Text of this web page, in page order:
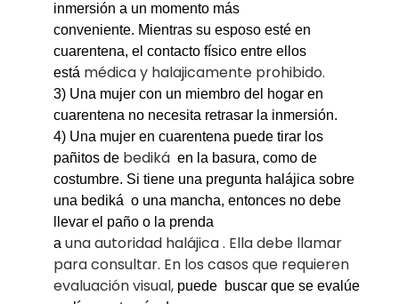
inmersión a un momento más
conveniente. Mientras su esposo esté en
cuarentena, el contacto físico entre ellos
está médica y halajicamente prohibido.
3) Una mujer con un miembro del hogar en
cuarentena no necesita retrasar la inmersión.
4) Una mujer en cuarentena puede tirar los
pañitos de bediká en la basura, como de
costumbre. Si tiene una pregunta halájica sobre
una bediká o una mancha, entonces no debe
llevar el paño o la prenda
a una autoridad halájica . Ella debe llamar
para consultar. En los casos que requieren
evaluación visual, puede buscar que se evalúe